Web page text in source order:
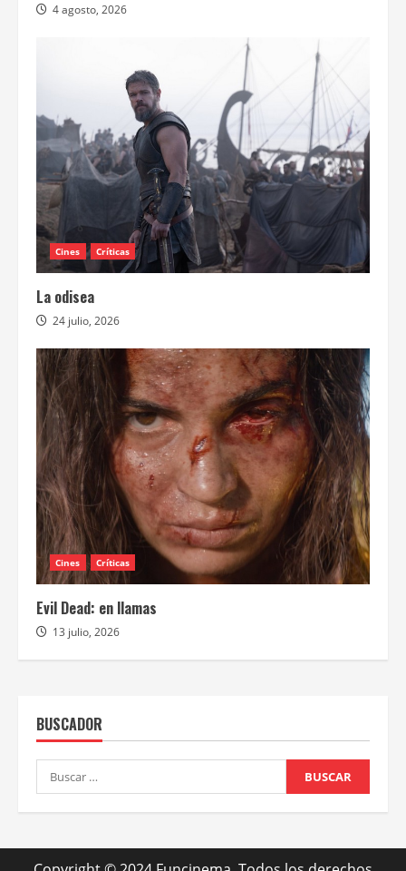
4 agosto, 2026
Cines Críticas
La odisea
24 julio, 2026
Cines Críticas
Evil Dead: en llamas
13 julio, 2026
BUSCADOR
Buscar: